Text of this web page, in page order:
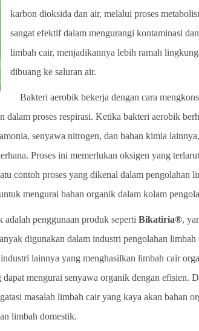
karbon dioksida dan air, melalui proses
sangat efektif dalam mengurangi kontaminasi
limbah cair, menjadikannya lebih ramah
dibuang ke saluran air.
Bakteri aerobik bekerja dengan cara
dalam proses respirasi. Ketika bakteri aerobik
senyawa nitrogen, dan bahan kimia
Proses ini memerlukan oksigen yang
contoh proses yang dikenal dalam pengolahan
mengurai bahan organik dalam kolam
penggunaan produk seperti Bikatiria®,
digunakan dalam industri pengolahan limbah
lainnya yang menghasilkan limbah cair
mengurai senyawa organik dengan efisien.
masalah limbah cair yang kaya akan bahan
limbah domestik.